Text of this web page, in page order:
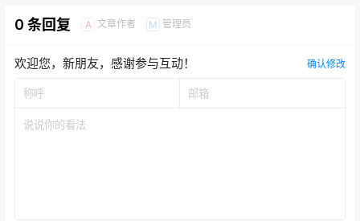
0 条回复 A 文章作者 M 管理员
欢迎您，新朋友，感谢参与互动！ 确认修改